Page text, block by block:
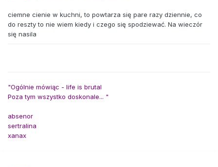
ciemne cienie w kuchni, to powtarza się pare razy dziennie, co
do reszty to nie wiem kiedy i czego się spodziewać. Na wieczór
się nasila
"Ogólnie mówiąc - life is brutal
Poza tym wszystko doskonale... "
absenor
sertralina
xanax